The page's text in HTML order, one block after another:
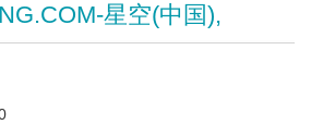
星空(中国),